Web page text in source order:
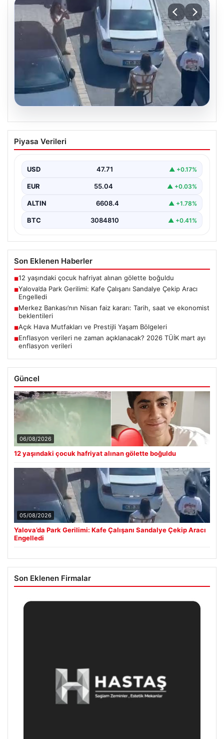
05.08.2026
Yalova’da Park Gerilimi: Kafe Çalışanı
Sandalye Çekip Aracı Engelledi
meydana gelen ilginç bir olay, sosyal medyada geniş…
Piyasa Verileri
USD 47.71 ▲ +0.17%
EUR 55.04 ▲ +0.03%
ALTIN 6608.4 ▲ +1.78%
BTC 3084810 ▲ +0.41%
Son Eklenen Haberler
■12 yaşındaki çocuk hafriyat alınan gölette boğuldu
■Yalova’da Park Gerilimi: Kafe Çalışanı Sandalye Çekip Aracı
Engelledi
■Merkez Bankası’nın Nisan faiz kararı: Tarih, saat ve ekonomist
beklentileri
■Açık Hava Mutfakları ve Prestijli Yaşam Bölgeleri
■Enflasyon verileri ne zaman açıklanacak? 2026 TÜİK mart ayı
enflasyon verileri
Güncel
06/08/2026
12 yaşındaki çocuk hafriyat alınan gölette boğuldu
05/08/2026
Yalova’da Park Gerilimi: Kafe Çalışanı Sandalye Çekip Aracı
Engelledi
Son Eklenen Firmalar